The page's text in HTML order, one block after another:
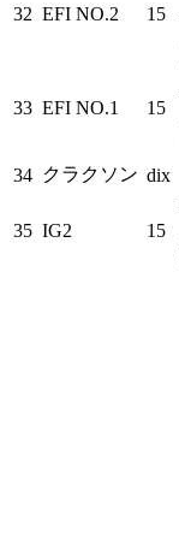
32 EFI NO.2 15
33 EFI NO.1 15
34 クラクソン dix
35 IG2 15